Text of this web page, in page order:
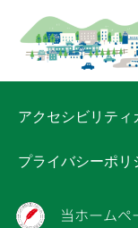
アクセシビリティ
プライバシーポリ
当ホーム